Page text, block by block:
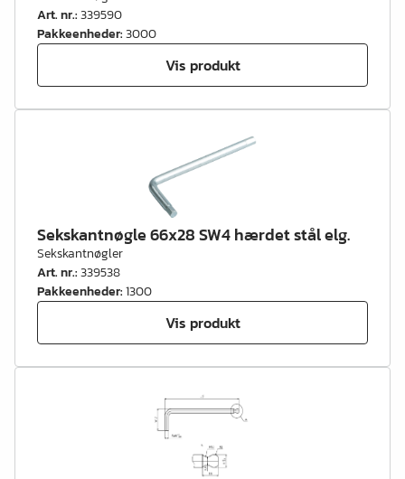
Art. nr.:339590
Pakkeenheder:3000
Vis produkt
Sekskantnøgle 66x28 SW4 hærdet stål elg.
Sekskantnøgler
Art. nr.:339538
Pakkeenheder:1300
Vis produkt